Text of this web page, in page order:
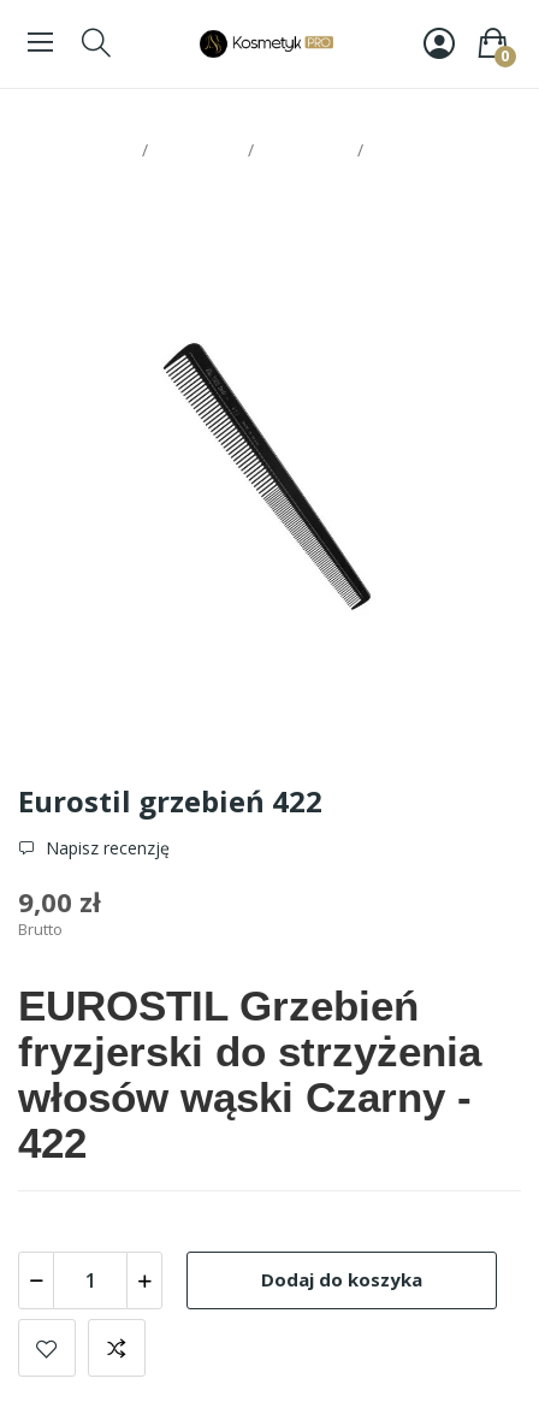
0
Eurostil grzebień 422
Napisz recenzję
9,00 zł
Brutto
EUROSTIL Grzebień
fryzjerski do strzyżenia
włosów wąski Czarny -
422
Dodaj do koszyka